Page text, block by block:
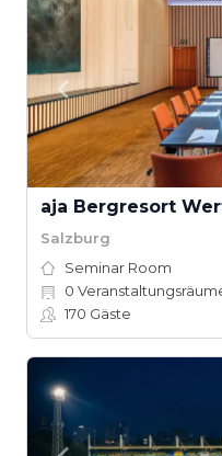
aja Bergresort
Salzburg
Seminar Room
0
170 Gäste